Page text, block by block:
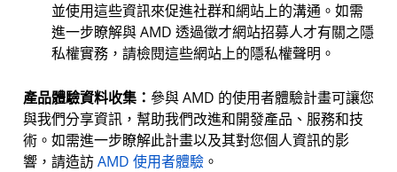
並使用這些資訊來促進社群和網站上的溝通。如需
進一步瞭解與 AMD 透過徵才網站招募人才有關之隱
私權實務，請檢閱這些網站上的隱私權聲明。
產品體驗資料收集： 參與 AMD 的使用者體驗計畫可讓您
與我們分享資訊，幫助我們改進和開發產品、服務和技
術。如需進一步瞭解此計畫以及其對您個人資訊的影
響，請造訪AMD 使用者體驗 。